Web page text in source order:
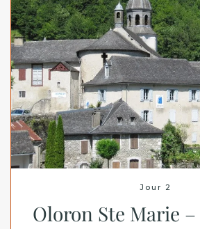
Jour 2
Oloron Ste Marie